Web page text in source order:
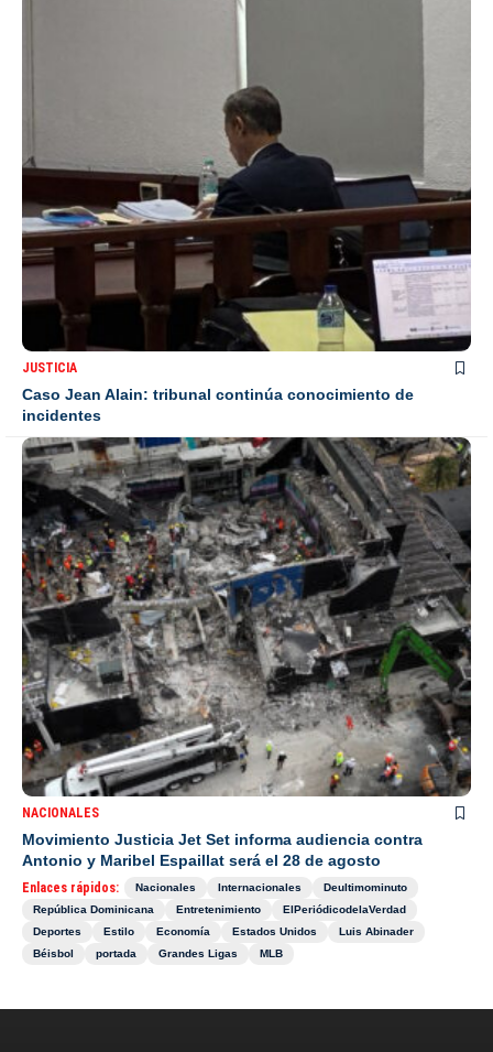
JUSTICIA
Caso Jean Alain: tribunal continúa conocimiento de
incidentes
NACIONALES
Movimiento Justicia Jet Set informa audiencia contra
Antonio y Maribel Espaillat será el 28 de agosto
Enlaces rápidos: Nacionales Internacionales
Deultimominuto
República Dominicana
Entretenimiento
ElPeriódicodelaVerdad
Deportes
Estilo Economía Estados Unidos
Luis Abinader
Béisbol
portada Grandes Ligas MLB